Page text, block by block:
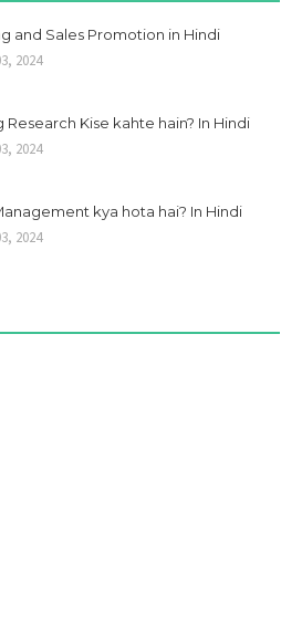
and Sales Promotion in Hindi
2024
Research Kise kahte hain? In Hindi
2024
kya hota hai? In Hindi
2024